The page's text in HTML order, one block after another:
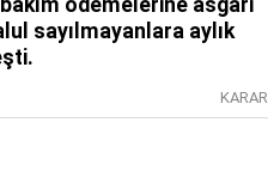
sayılmayanlara aylık
KARAR